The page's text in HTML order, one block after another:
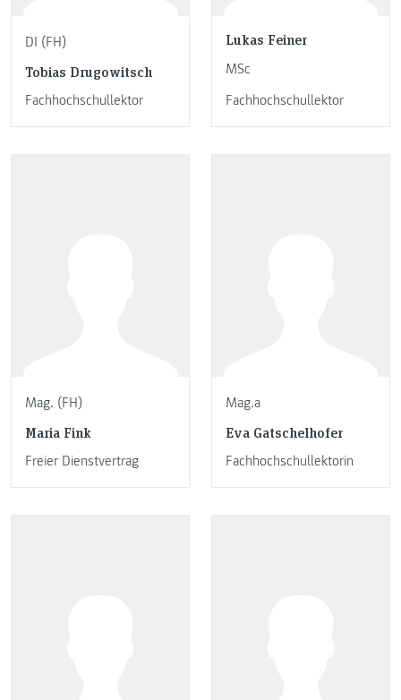
DI (FH)
Tobias Drugowitsch
Fachhochschullektor
Lukas Feiner
MSc
Fachhochschullektor
Mag. (FH)
Maria Fink
Freier Dienstvertrag
Mag.a
Eva Gatschelhofer
Fachhochschullektorin